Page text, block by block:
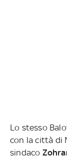
Lo stesso
con la città di
sindaco